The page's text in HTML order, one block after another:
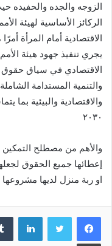
الزوجه والجده والحفيده
الركائز الأساسية لهيئة
الاقتصادية أمام المرأة
يجري تنفيذ جهود هيئة
الاقتصادي في سياق حقوق
والتنمية المستدامة
والاقتصادية والبيئية بما
٢٠٣٠
والأهم من مصطلح
إعطائها جميع الحقوق
او ربة منزل لديها
لينكدإن